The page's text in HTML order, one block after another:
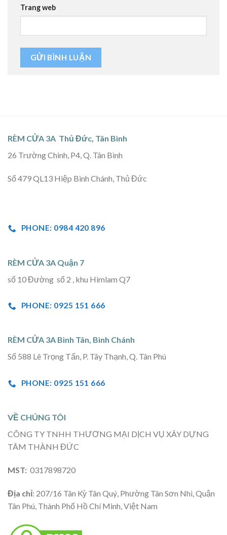
Trang web
RÈM CỬA 3A Thủ Đức, Tân Bình
26 Trường Chinh, P4, Q. Tân Bình
Số 479 QL13 Hiệp Bình Chánh, Thủ Đức
PHONE: 0984 420 896
RÈM CỬA 3A Quận 7
số 10 Đường số 2 , khu Himlam Q7
PHONE: 0925 151 666
RÈM CỬA 3A Bình Tân, Bình Chánh
Số 588 Lê Trọng Tấn, P. Tây Thạnh, Q. Tân Phú
PHONE: 0925 151 666
VỀ CHÚNG TÔI
CÔNG TY TNHH THƯƠNG MẠI DỊCH VỤ XÂY DỰNG
TÂM THÀNH ĐỨC
MST: 0317898720
Địa chỉ: 207/16 Tân Kỳ Tân Quý, Phường Tân Sơn Nhì, Quận
Tân Phú, Thành Phố Hồ Chí Minh, Việt Nam